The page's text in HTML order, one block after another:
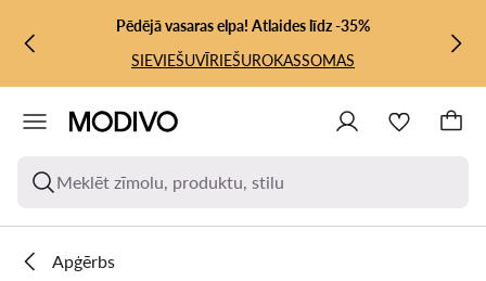
PĀRIET UZ GALVENO SATURU
PĀRIET UZ MEKLĒŠANUPēdējā vasaras elpa! Atlaides līdz -35%
SIEVIEŠUVĪRIEŠUROKASSOMAS
Meklēt zīmolu, produktu, stilu
Apģērbs